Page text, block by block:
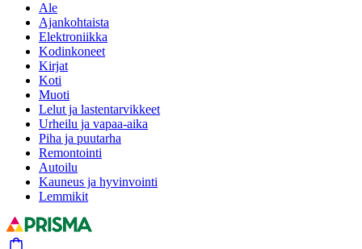
Ale
Ajankohtaista
Elektroniikka
Kodinkoneet
Kirjat
Koti
Muoti
Lelut ja lastentarvikkeet
Urheilu ja vapaa-aika
Piha ja puutarha
Remontointi
Autoilu
Kauneus ja hyvinvointi
Lemmikit